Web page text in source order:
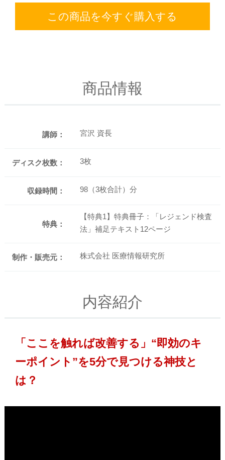
この商品を今すぐ購入する
商品情報
講師： 宮沢 資長
ディスク枚数： 3枚
収録時間： 98（3枚合計）分
特典：
【特典1】特典冊子：「レジェンド検査
法」補足テキスト12ページ
制作・販売元： 株式会社 医療情報研究所
内容紹介
「ここを触れば改善する」“即効のキ
ーポイント”を5分で見つける神技と
は？